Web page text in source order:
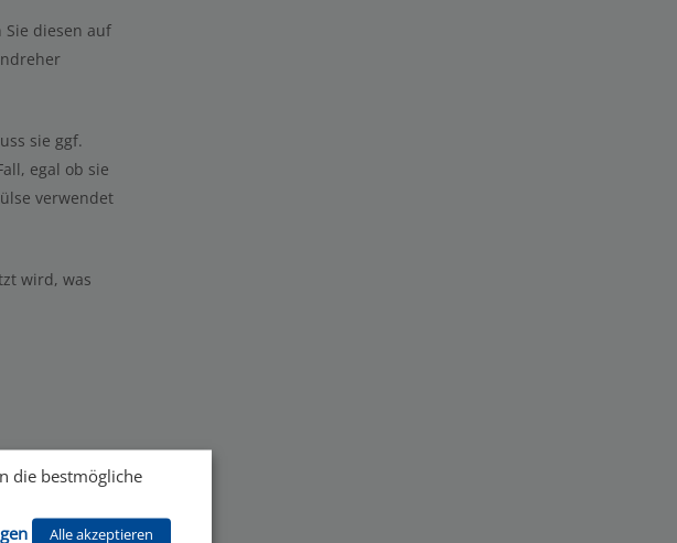
Sie diesen auf
sie ggf.
egal ob sie
verwendet
wird, was
so oft
nicht
die bestmögliche
Alle akzeptieren